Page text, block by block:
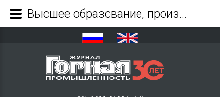
Высшее образование, производство и ИТ: этапы и направления долгосрочного сотрудничества (опыт ГК «ЦИФРА») - Журнал Горная промышленность